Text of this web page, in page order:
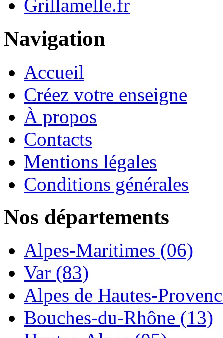
Grillamelle.fr
Navigation
Accueil
Créez votre enseigne
À propos
Contacts
Mentions légales
Conditions générales
Nos départements
Alpes-Maritimes (06)
Var (83)
Alpes de Hautes-
Bouches-du-Rhône (13)